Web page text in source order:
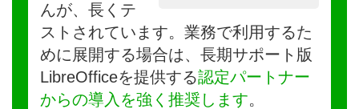
んが、長くテ
ストされています。業務で利用するた
めに展開する場合は、長期サポート版
LibreOfficeを提供する認定パートナー
からの導入を強く推奨します。